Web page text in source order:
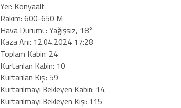
Yer: Konyaaltı
Rakım: 600-650 M
Hava Durumu: Yağışsız, 18°
Kaza Anı: 12.04.2024 17:28
Toplam Kabin: 24
Kurtarılan Kabin: 10
Kurtarılan Kişi: 59
Kurtarılmayı Bekleyen Kabin: 14
Kurtarılmayı Bekleyen Kişi: 115